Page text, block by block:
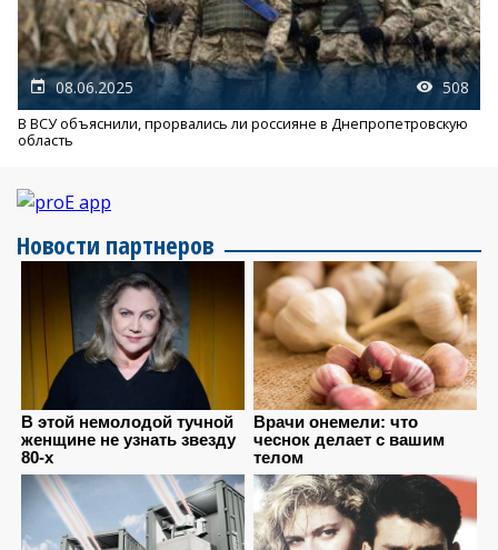
08.06.2025 508
В ВСУ объяснили, прорвались ли россияне в Днепропетровскую
область
Новости партнеров